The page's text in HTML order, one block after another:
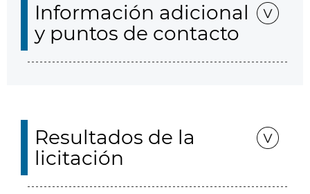
Información adicional
y puntos de contacto
Resultados de la
licitación